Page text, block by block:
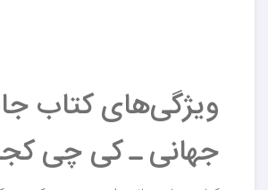
ویژگی‌های کتاب
جهانی ـ کی‌ چی